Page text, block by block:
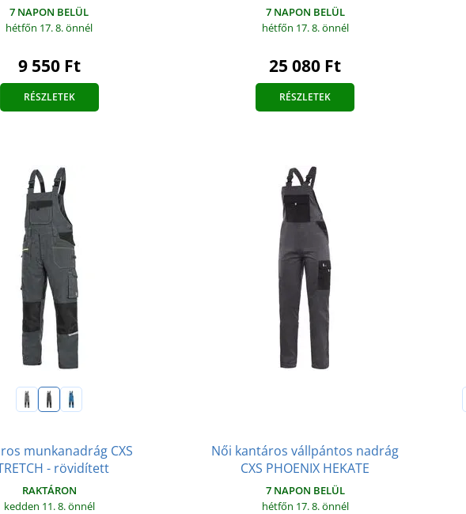
7 NAPON BELÜL
hétfőn 17. 8.önnél
9 550 Ft
RÉSZLETEK
7 NAPON BELÜL
hétfőn 17. 8.önnél
25 080 Ft
RÉSZLETEK
munkanadrág CXS
- rövidített
RAKTÁRON
kedden 11. 8.önnél
Női kantáros vállpántos nadrág
CXS PHOENIX HEKATE
7 NAPON BELÜL
hétfőn 17. 8.önnél